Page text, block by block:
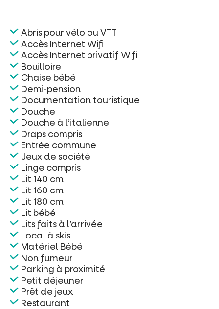
Abris pour vélo ou VTT
Accès Internet Wifi
Accès Internet privatif Wifi
Bouilloire
Chaise bébé
Demi-pension
Documentation touristique
Douche
Douche à l’italienne
Draps compris
Entrée commune
Jeux de société
Linge compris
Lit 140 cm
Lit 160 cm
Lit 180 cm
Lit bébé
Lits faits à l’arrivée
Local à skis
Matériel Bébé
Non fumeur
Parking à proximité
Petit déjeuner
Prêt de jeux
Restaurant